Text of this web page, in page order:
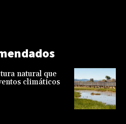
natural que
climáticos